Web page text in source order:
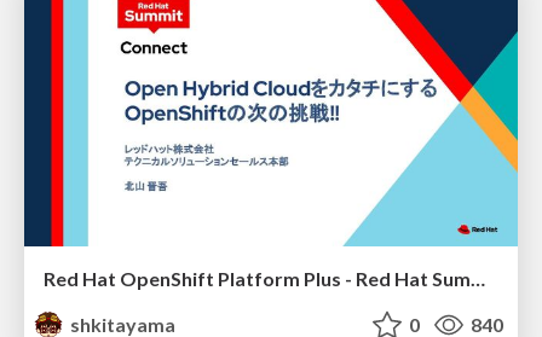
Red Hat OpenShift Platform Plus - Red Hat Summit Connect 2022
shkitayama
0 840